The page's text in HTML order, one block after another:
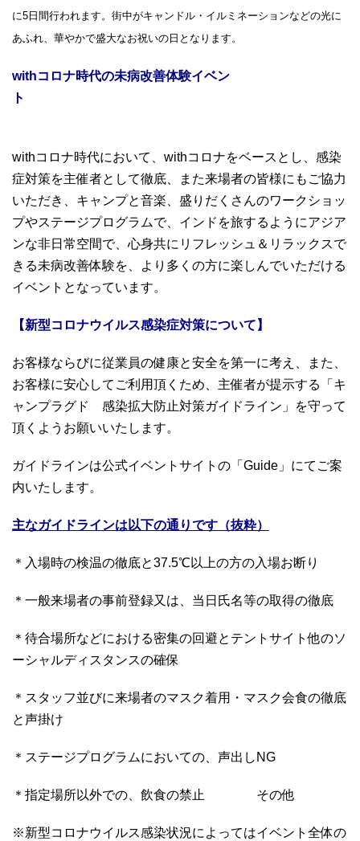
に5日間行われます。街中がキャンドル・イルミネーションなどの光に
あふれ、華やかで盛大なお祝いの日となります。
withコロナ時代の未病改善体験イベン
ト
withコロナ時代において、withコロナをベースとし、感染
症対策を主催者として徹底、また来場者の皆様にもご協力
いただき、キャンプと音楽、盛りだくさんのワークショッ
プやステージプログラムで、インドを旅するようにアジア
ンな非日常空間で、心身共にリフレッシュ＆リラックスで
きる未病改善体験を、より多くの方に楽しんでいただける
イベントとなっています。
【新型コロナウイルス感染症対策について】
お客様ならびに従業員の健康と安全を第一に考え、また、
お客様に安心してご利用頂くため、主催者が提示する「キ
ャンプラグド 感染拡大防止対策ガイドライン」を守って
頂くようお願いいたします。
ガイドラインは公式イベントサイトの「Guide」にてご案
内いたします。
主なガイドラインは以下の通りです（抜粋）
＊入場時の検温の徹底と37.5℃以上の方の入場お断り
＊一般来場者の事前登録又は、当日氏名等の取得の徹底
＊待合場所などにおける密集の回避とテントサイト他のソ
ーシャルディスタンスの確保
＊スタッフ並びに来場者のマスク着用・マスク会食の徹底
と声掛け
＊ステージプログラムにおいての、声出しNG
＊指定場所以外での、飲食の禁止 その他
※新型コロナウイルス感染状況によってはイベント全体の